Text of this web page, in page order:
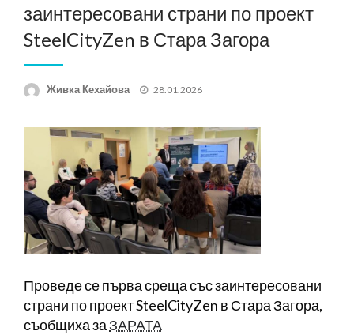
заинтересовани страни по проект
SteelCityZen в Стара Загора
Живка Кехайова
Posted
28.01.2026
Проведе се първа среща със заинтересовани
страни по проект SteelCityZen в Стара Загора,
съобщиха заЗАРАТА